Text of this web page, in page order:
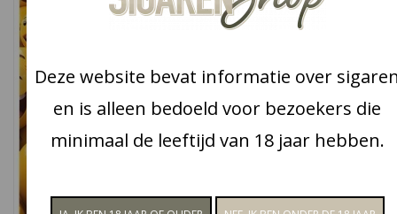
Aanbiedingen
Koffie en thee
Blog
Deze website bevat informatie over
en is alleen bedoeld voor bezoekers die
minimaal de leeftijd van 18 jaar hebben.